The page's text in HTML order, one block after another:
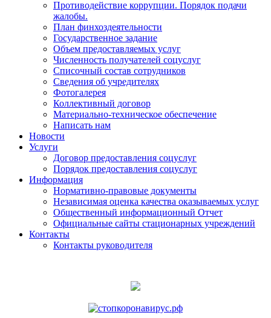
Противодействие коррупции. Порядок подачи
жалобы.
План финхоздеятельности
Государственное задание
Объем предоставляемых услуг
Численность получателей соцуслуг
Списочный состав сотрудников
Сведения об учредителях
Фотогалерея
Коллективный договор
Материально-техническое обеспечение
Написать нам
Новости
Услуги
Договор предоставления соцуслуг
Порядок предоставления соцуслуг
Информация
Нормативно-правовые документы
Независимая оценка качества оказываемых услуг
Общественный информационный Отчет
Официальные сайты стационарных учреждений
Контакты
Контакты руководителя